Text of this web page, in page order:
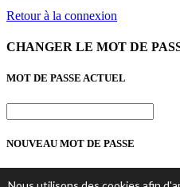
Retour à la connexion
CHANGER LE MOT DE
MOT DE PASSE ACTUEL
NOUVEAU MOT DE PASSE